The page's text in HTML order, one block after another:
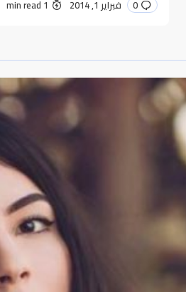
0 فبراير 1, 2014 1 min read